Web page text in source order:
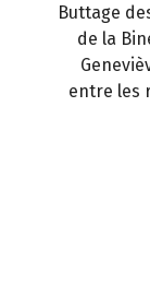
Buttage
de la
entre les